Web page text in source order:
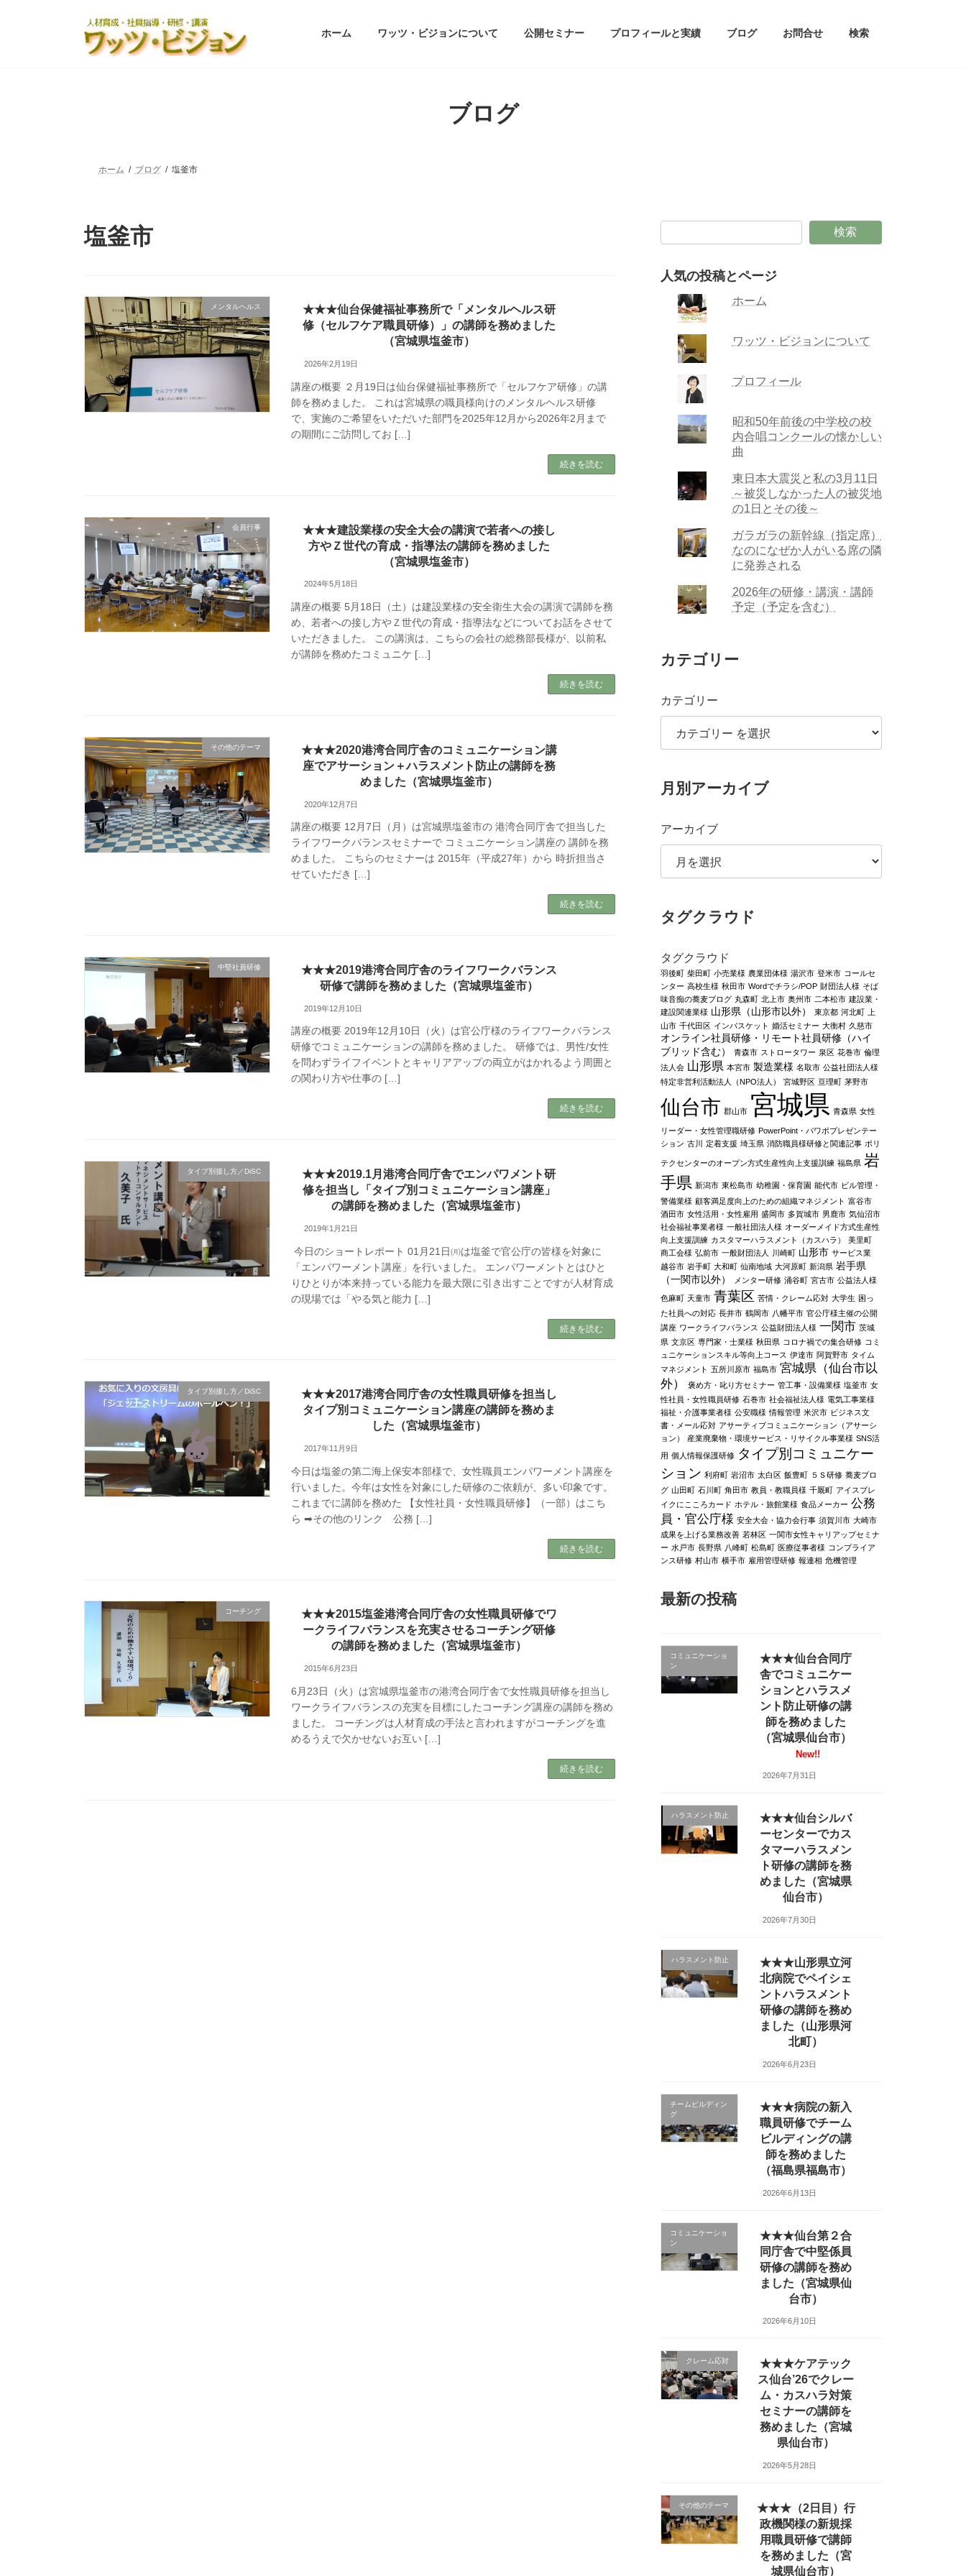
ホーム ワッツ・ビジョンについて 公開セミナー プロフィールと実績 ブログ お問合せ 検索
ブログ
ホーム ブログ 塩釜市
塩釜市
メンタルヘルス
★★★仙台保健福祉事務所で「メンタルヘルス研
修（セルフケア職員研修）」の講師を務めました
（宮城県塩釜市）
2026年2月19日
講座の概要 ２月19日は仙台保健福祉事務所で「セルフケア研修」の講
師を務めました。 これは宮城県の職員様向けのメンタルヘルス研修
で、実施のご希望をいただいた部門を2025年12月から2026年2月まで
の期間にご訪問してお […]
続きを読む
会員行事
★★★建設業様の安全大会の講演で若者への接し
方やＺ世代の育成・指導法の講師を務めました
（宮城県塩釜市）
2024年5月18日
講座の概要 5月18日（土）は建設業様の安全衛生大会の講演で講師を務
め、若者への接し方やＺ世代の育成・指導法などについてお話をさせて
いただきました。 この講演は、こちらの会社の総務部長様が、以前私
が講師を務めたコミュニケ […]
続きを読む
その他のテーマ
★★★2020港湾合同庁舎のコミュニケーション講
座でアサーション＋ハラスメント防止の講師を務
めました（宮城県塩釜市）
2020年12月7日
講座の概要 12月7日（月）は宮城県塩釜市の 港湾合同庁舎で担当した
ライフワークバランスセミナーで コミュニケーション講座の 講師を務
めました。 こちらのセミナーは 2015年（平成27年）から 時折担当さ
せていただき […]
続きを読む
中堅社員研修
★★★2019港湾合同庁舎のライフワークバランス
研修で講師を務めました（宮城県塩釜市）
2019年12月10日
講座の概要 2019年12月10日（火）は官公庁様のライフワークバランス
研修でコミュニケーションの講師を務めました。 研修では、男性/女性
を問わずライフイベントとキャリアアップの両立がはかれるよう周囲と
の関わり方や仕事の […]
続きを読む
タイプ別接し方／DiSC
★★★2019.1月港湾合同庁舎でエンパワメント研
修を担当し「タイプ別コミュニケーション講座」
の講師を務めました（宮城県塩釜市）
2019年1月21日
今日のショートレポート 01月21日㈪は塩釜で官公庁の皆様を対象に
「エンパワーメント講座」を行いました。 エンパワーメントとはひと
りひとりが本来持っている能力を最大限に引き出すことですが人材育成
の現場では「やる気と能力 […]
続きを読む
タイプ別接し方／DiSC
★★★2017港湾合同庁舎の女性職員研修を担当し
タイプ別コミュニケーション講座の講師を務めま
した（宮城県塩釜市）
2017年11月9日
今日は塩釜の第二海上保安本部様で、女性職員エンパワーメント講座を
行いました。今年は女性を対象にした研修のご依頼が、多い印象です。
これまでに講師を務めた 【女性社員・女性職員研修】（一部）はこち
ら ➡その他のリンク 公務 […]
続きを読む
コーチング
★★★2015塩釜港湾合同庁舎の女性職員研修でワ
ークライフバランスを充実させるコーチング研修
の講師を務めました（宮城県塩釜市）
2015年6月23日
6月23日（火）は宮城県塩釜市の港湾合同庁舎で女性職員研修を担当し
ワークライフバランスの充実を目標にしたコーチング講座の講師を務め
ました。 コーチングは人材育成の手法と言われますがコーチングを進
めるうえで欠かせないお互い […]
続きを読む
検索
人気の投稿とページ
ホーム
ワッツ・ビジョンについて
プロフィール
昭和50年前後の中学校の校
内合唱コンクールの懐かしい
曲
東日本大震災と私の3月11日
～被災しなかった人の被災地
の1日とその後～
ガラガラの新幹線（指定席）
なのになぜか人がいる席の隣
に発券される
2026年の研修・講演・講師
予定（予定を含む）
カテゴリー
カテゴリー
月別アーカイブ
アーカイブ
タグクラウド
タグクラウド
羽後町 柴田町 小売業様 農業団体様 湯沢市 登米市 コールセ
ンター 高校生様 秋田市 Wordでチラシ/POP 財団法人様 そば
味音痴の蕎麦ブログ 丸森町 北上市 奥州市 二本松市 建設業・
建設関連業様 山形県（山形市以外） 東京都 河北町
上
山市 千代田区 インバスケット 婚活セミナー 大衡村 久慈市
オンライン社員研修・リモート社員研修（ハイ
ブリッド含む）
青森市 ストロータワー 泉区 花巻市 倫理
法人会 山形県 本宮市 製造業様 名取市 公益社団法人様
特定非営利活動法人（NPO法人）
宮城野区 亘理町 茅野市
仙台市 郡山市 宮城県 青森県 女性
リーダー・女性管理職研修 PowerPoint・パワポプレゼンテー
ション 古川 定着支援 埼玉県 消防職員様研修と関連記事 ポリ
テクセンターのオープン方式生産性向上支援訓練 福島県 岩
手県 新潟市 東松島市 幼稚園・保育園 能代市 ビル管理・
警備業様 顧客満足度向上のための組織マネジメント 富谷市
酒田市 女性活用・女性雇用 盛岡市 多賀城市 男鹿市 気仙沼市
社会福祉事業者様 一般社団法人様 オーダーメイド方式生産性
向上支援訓練 カスタマーハラスメント（カスハラ）
美里町
商工会様 弘前市 一般財団法人 川崎町 山形市 サービス業
越谷市 岩手町 大和町 仙南地域 大河原町 新潟県 岩手県
（一関市以外）
メンター研修 涌谷町 宮古市 公益法人様
色麻町 天童市 青葉区 苦情・クレーム応対 大学生 困っ
た社員への対応 長井市 鶴岡市 八幡平市 官公庁様主催の公開
講座 ワークライフバランス 公益財団法人様 一関市 茨城
県 文京区 専門家・士業様 秋田県 コロナ禍での集合研修 コミ
ュニケーションスキル等向上コース 伊達市 阿賀野市 タイム
マネジメント 五所川原市 福島市 宮城県（仙台市以
外）
褒め方・叱り方セミナー 管工事・設備業様 塩釜市 女
性社員・女性職員研修 石巻市 社会福祉法人様 電気工事業様
福祉・介護事業者様 公安職様 情報管理 米沢市 ビジネス文
書・メール応対 アサーティブコミュニケーション（アサーシ
ョン）
産業廃棄物・環境サービス・リサイクル事業様 SNS活
用 個人情報保護研修 タイプ別コミュニケー
ション 利府町 岩沼市 太白区 飯豊町 ５Ｓ研修 蕎麦ブロ
グ 山田町 石川町 角田市 教員・教職員様 千厩町 アイスブレ
イクにこころカード ホテル・旅館業様 食品メーカー 公務
員・官公庁様 安全大会・協力会行事 須賀川市 大崎市
成果を上げる業務改善 若林区 一関市女性キャリアップセミナ
ー 水戸市 長野県 八峰町 松島町 医療従事者様 コンプライア
ンス研修 村山市 横手市 雇用管理研修 報連相 危機管理
最新の投稿
コミュニケーショ
ン
★★★仙台合同庁
舎でコミュニケー
ションとハラスメ
ント防止研修の講
師を務めました
（宮城県仙台市）
New!!
2026年7月31日
ハラスメント防止
★★★仙台シルバ
ーセンターでカス
タマーハラスメン
ト研修の講師を務
めました（宮城県
仙台市）
2026年7月30日
ハラスメント防止
★★★山形県立河
北病院でペイシェ
ントハラスメント
研修の講師を務め
ました（山形県河
北町）
2026年6月23日
チームビルディン
グ
★★★病院の新入
職員研修でチーム
ビルディングの講
師を務めました
（福島県福島市）
2026年6月13日
コミュニケーショ
ン
★★★仙台第２合
同庁舎で中堅係員
研修の講師を務め
ました（宮城県仙
台市）
2026年6月10日
クレーム応対
★★★ケアテック
ス仙台’26でクレー
ム・カスハラ対策
セミナーの講師を
務めました（宮城
県仙台市）
2026年5月28日
その他のテーマ
★★★（2日目）行
政機関様の新規採
用職員研修で講師
を務めました（宮
城県仙台市）